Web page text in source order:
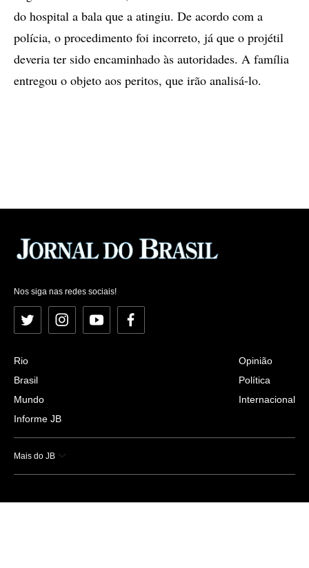
do hospital a bala que a atingiu. De acordo com a
polícia, o procedimento foi incorreto, já que o projétil
deveria ter sido encaminhado às autoridades. A família
entregou o objeto aos peritos, que irão analisá-lo.
Nos siga nas redes sociais!
Twitter InstagramYouTubeFacebook
Rio
Brasil
Mundo
Informe JB
Opinião
Política
Internacional
Mais do JB
Esportes